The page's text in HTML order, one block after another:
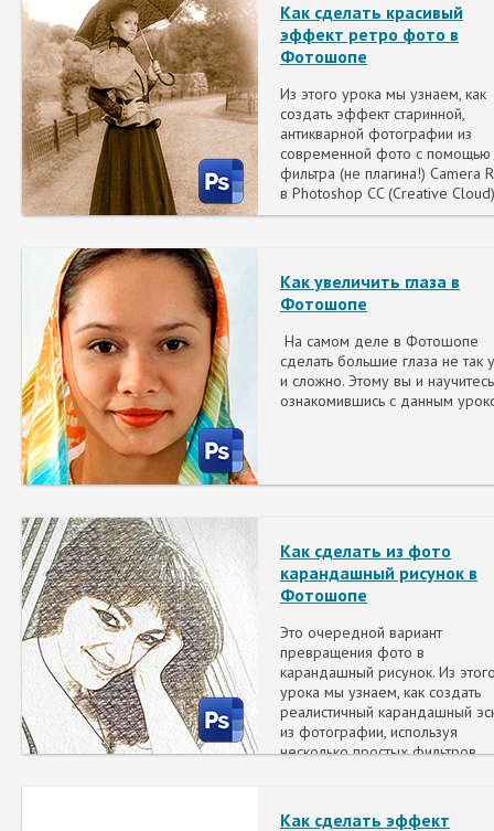
Как сделать красивый
эффект ретро фото в
Фотошопе
Из этого урока мы узнаем, как
создать эффект старинной,
антикварной фотографии из
современной фото с помощью
фильтра (не плагина!) Camera
в Photoshop CC (Creative
Как увеличить глаза в
Фотошопе
На самом деле в Фотошопе
сделать большие глаза не так
и сложно. Этому вы и
ознакомившись с данным
Как сделать из фото
карандашный рисунок в
Фотошопе
Это очередной вариант
превращения фото в
карандашный рисунок. Из
урока мы узнаем, как создать
реалистичный карандашный
из фотографии, используя
несколько простых фильтров
собственный цифровой
Как сделать эффект